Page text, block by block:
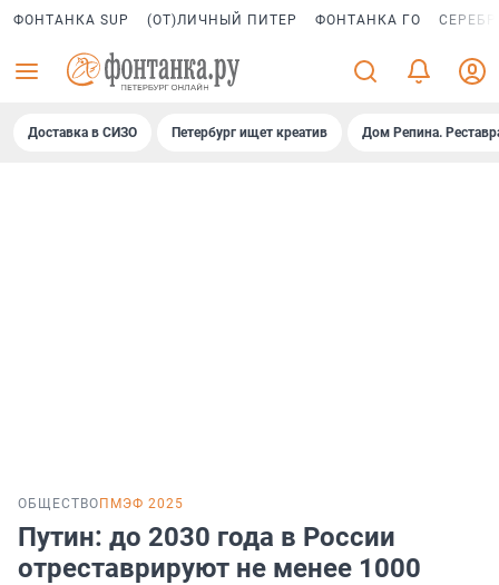
ФОНТАНКА SUP (ОТ)ЛИЧНЫЙ ПИТЕР ФОНТАНКА ГО
Доставка в СИЗО Петербург ищет креатив Дом Репина.
ОБЩЕСТВО ПМЭФ 2025
Путин: до 2030 года в России
отреставрируют не менее 1000